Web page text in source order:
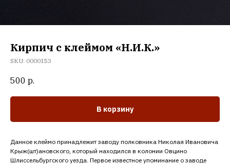
Кирпич с клеймом «Н.И.К.»
SKU: 0000153
500 р.
В корзину
Данное клеймо принадлежит заводу полковника Николая Ивановича
Крыж(шт)ановского, который находился в колонии Овцино
Шлиссельбургского уезда. Первое известное упоминание о заводе